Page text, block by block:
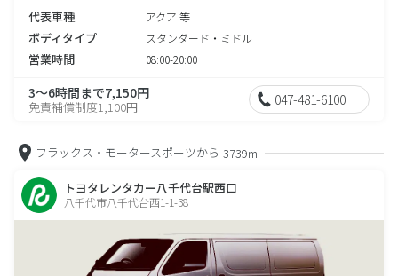
代表車種 アクア 等
ボディタイプ スタンダード・ミドル
営業時間 08:00-20:00
3～6時間まで7,150円
免責補償制度1,100円 047-481-6100
フラックス・モータースポーツから 3739m
トヨタレンタカー八千代台駅西口
八千代市八千代台西1-1-38